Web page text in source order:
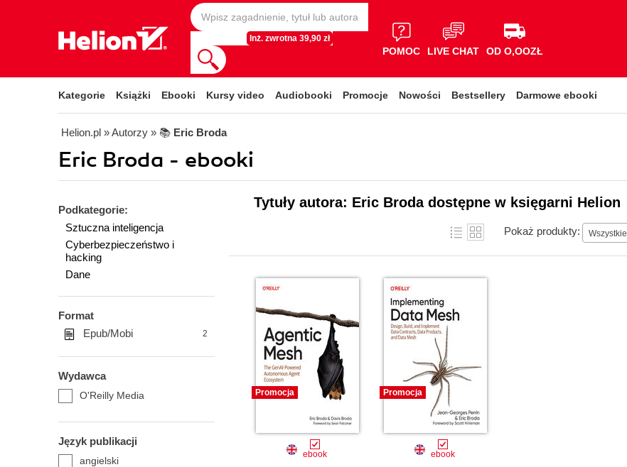
Inż. zwrotna 39,90 zł
POMOC LIVE CHAT OD O,OOZŁ
Kategorie Książki Ebooki Kursy video Audiobooki Promocje Nowości Bestsellery Darmowe ebooki
Helion.pl » Autorzy » 📚 Eric Broda
Eric Broda - ebooki
Podkategorie:
Sztuczna inteligencja
Cyberbezpieczeństwo i
hacking
Dane
Format
Epub/Mobi
2
Wydawca
O'Reilly Media
Język publikacji
angielski
Tytuły autora: Eric Broda dostępne w księgarni Helion
Pokaż produkty: Wszystkie
Promocja
ebook
Promocja
ebook